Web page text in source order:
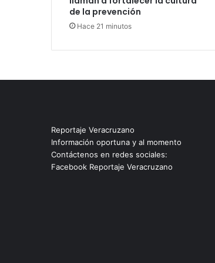
de la prevención
Hace 21 minutos
Reportaje Veracruzano
Información oportuna y al momento
Contáctenos en redes sociales:
Facebook Reportaje Veracruzano